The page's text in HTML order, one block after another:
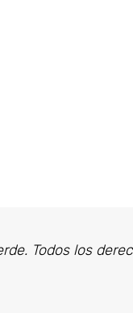
Todos los